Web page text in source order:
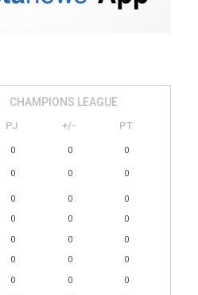
CHAMPIONS LEAGUE
PJ +/- PT
0 0 0
0 0 0
0 0
0
0 0
0
0 0
0
0 0
0
0 0
0